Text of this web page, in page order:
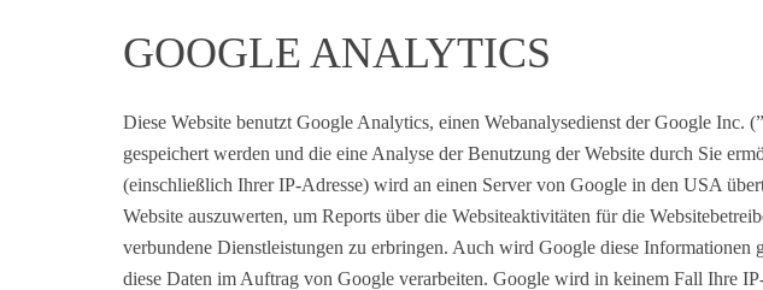
GOOGLE ANALYTICS
Diese Website benutzt Google Analytics, einen Webanalysedienst der Google
gespeichert werden und die eine Analyse der Benutzung der Website durch Sie
(einschließlich Ihrer IP-Adresse) wird an einen Server von Google in den USA
Website auszuwerten, um Reports über die Websiteaktivitäten für die
verbundene Dienstleistungen zu erbringen. Auch wird Google diese
diese Daten im Auftrag von Google verarbeiten. Google wird in keinem Fall Ihre